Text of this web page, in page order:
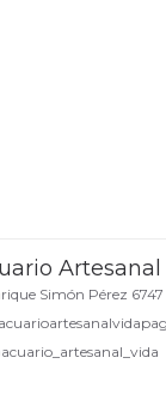
Simón Pérez